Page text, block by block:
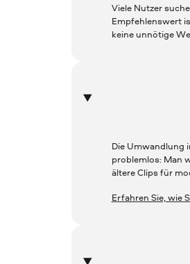
Viele Nutzer
Empfehlenswert
keine unnötige
Die Umwandlung
problemlos: Man
ältere Clips für
Erfahren Sie, wie